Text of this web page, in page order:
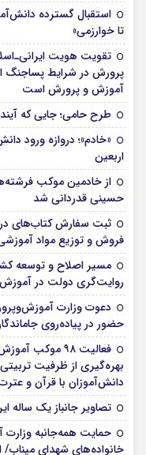
استقبال گسترده
تا خوارزمی»
تقویت هویت
پرورش در شرایط
آموزش و پرورش است
طرح حامی؛ جایی که
«خادم»؛ دروازه ورود
اربعین
از خادمین موکب
حسینی قدردانی شد
ثبت سفارش کتاب‌های
فروش و توزیع مواد
مسیر اصلاح و توسعه
روایت‌‌گری دولت در
دعوت وزارت
حضور در پیاده‌روی
فعالیت ۹۸
بهره‌گیری از ظرفیت
دانش‌آموزان با قرآن و
تصاویر جانباز یک ساله
حمایت همه‌جانبه